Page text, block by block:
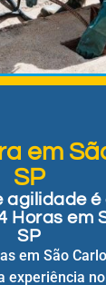
em
SP
agilidade é
Horas em
SP
em São
experiência